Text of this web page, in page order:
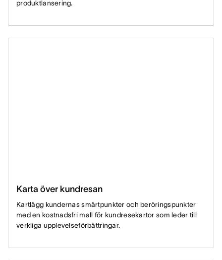
produktlansering.
Karta över kundresan
Kartlägg kundernas smärtpunkter och beröringspunkter
med en kostnadsfri mall för kundresekartor som leder till
verkliga upplevelseförbättringar.